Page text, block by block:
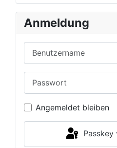
Anmeldung
Angemeldet bleiben
Passkey